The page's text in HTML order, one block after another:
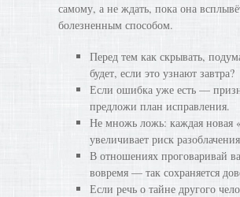
самому, а не ждать, пока она
болезненным способом.
Перед тем как скрывать,
будет, если это узнают завтра?
Если ошибка уже есть —
предложи план исправления.
Не множь ложь: каждая новая
увеличивает риск
В отношениях проговаривай
вовремя — так сохраняется
Если речь о тайне другого